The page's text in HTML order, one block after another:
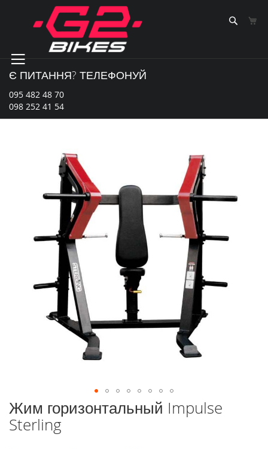
Content
Є ПИТАННЯ? ТЕЛЕФОНУЙ
095 482 48 70
098 252 41 54
Перейти
до
початку
Жим горизонтальный Impulse
Sterling